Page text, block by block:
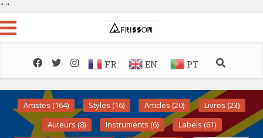
" "
FR EN PT
Artistes (164) Styles (16) Articles (20)
Livres (23)
Auteurs (8)
Instruments (6)
Labels (61)